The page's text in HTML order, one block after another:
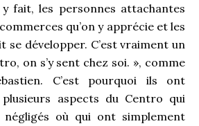
fait, les personnes attachantes
qu’on y apprécie et les
se développer. C’est vraiment un
on s’y sent chez soi. », comme
C’est pourquoi ils ont
plusieurs aspects du Centro qui
où qui ont simplement